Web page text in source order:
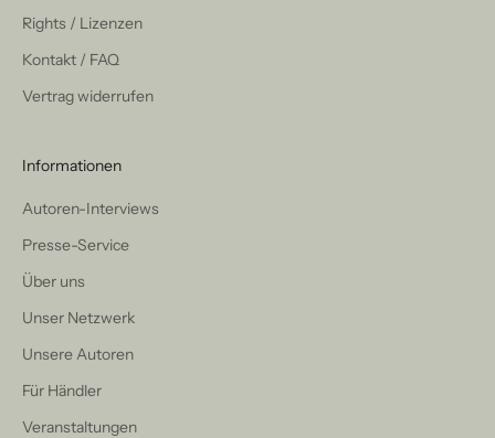
Rights / Lizenzen
Kontakt / FAQ
Vertrag widerrufen
Informationen
Autoren-Interviews
Presse-Service
Über uns
Unser Netzwerk
Unsere Autoren
Für Händler
Veranstaltungen